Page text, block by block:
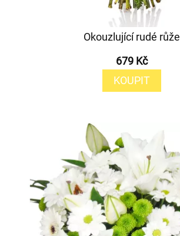
Okouzlující rudé růže
679 Kč
KOUPIT